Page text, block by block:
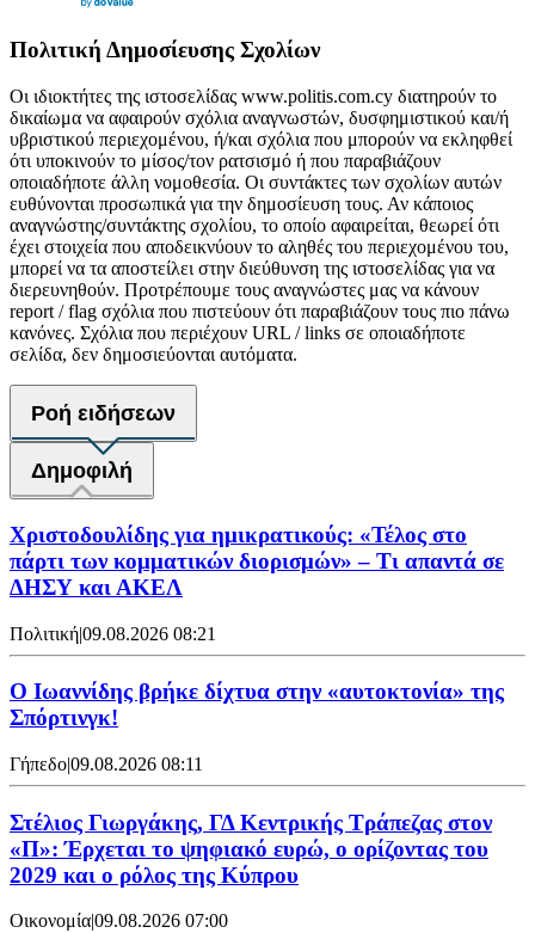
Πολιτική Δημοσίευσης Σχολίων
Οι ιδιοκτήτες της ιστοσελίδας www.politis.com.cy διατηρούν το
δικαίωμα να αφαιρούν σχόλια αναγνωστών, δυσφημιστικού και/ή
υβριστικού περιεχομένου, ή/και σχόλια που μπορούν να εκληφθεί
ότι υποκινούν το μίσος/τον ρατσισμό ή που παραβιάζουν
οποιαδήποτε άλλη νομοθεσία. Οι συντάκτες των σχολίων αυτών
ευθύνονται προσωπικά για την δημοσίευση τους. Αν κάποιος
αναγνώστης/συντάκτης σχολίου, το οποίο αφαιρείται, θεωρεί ότι
έχει στοιχεία που αποδεικνύουν το αληθές του περιεχομένου του,
μπορεί να τα αποστείλει στην διεύθυνση της ιστοσελίδας για να
διερευνηθούν. Προτρέπουμε τους αναγνώστες μας να κάνουν
report / flag σχόλια που πιστεύουν ότι παραβιάζουν τους πιο πάνω
κανόνες. Σχόλια που περιέχουν URL / links σε οποιαδήποτε
σελίδα, δεν δημοσιεύονται αυτόματα.
Ροή ειδήσεων
Δημοφιλή
Χριστοδουλίδης για ημικρατικούς: «Τέλος στο
πάρτι των κομματικών διορισμών» – Τι απαντά σε
ΔΗΣΥ και ΑΚΕΛ
Πολιτική|09.08.2026 08:21
Ο Ιωαννίδης βρήκε δίχτυα στην «αυτοκτονία» της
Σπόρτινγκ!
Γήπεδο|09.08.2026 08:11
Στέλιος Γιωργάκης, ΓΔ Κεντρικής Τράπεζας στον
«Π»: Έρχεται το ψηφιακό ευρώ, ο ορίζοντας του
2029 και ο ρόλος της Κύπρου
Οικονομία|09.08.2026 07:00